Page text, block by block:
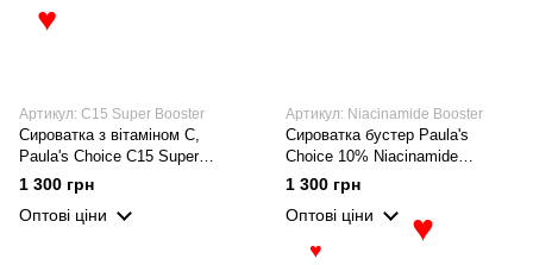
Артикул: C15 Super Booster
Сироватка з вітаміном C,
Paula's Choice C15 Super
Booster 20 мл
1 300 грн
Оптові ціни
Артикул: Niacinamide Booster
Сироватка бустер Paula's
Choice 10% Niacinamide
Booster з ніацинамідом 10%, 20
1 300 грн
Оптові ціни
♥
♥ ♥